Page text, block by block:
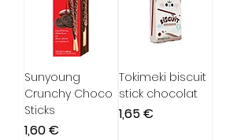
Sunyoung
Crunchy Choco
Sticks
Prix
1,60 €
Tokimeki biscuit
stick chocolat
Prix
1,65 €